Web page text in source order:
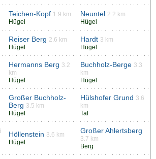
Teichen-Kopf 1.9 km
Hügel
Neuntel 2.2 km
Hügel
Reiser Berg 2.6 km
Hügel
Hardt 3 km
Hügel
Hermanns Berg 3.2
km
Hügel
Buchholz-Berge 3.3
km
Hügel
Großer Buchholz-
Berg 3.5 km
Hügel
Hülshofer Grund 3.6
km
Tal
Höllenstein 3.6 km
Hügel
Großer Ahlertsberg
3.7 km
Berg